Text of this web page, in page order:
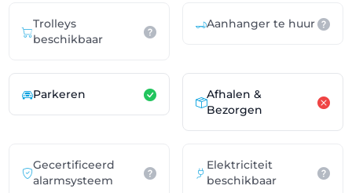
Trolleys
beschikbaar
Aanhanger te huur
Parkeren
Afhalen &
Bezorgen
Gecertificeerd
alarmsysteem
Elektriciteit
beschikbaar